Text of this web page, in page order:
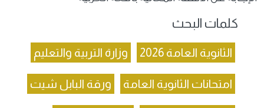
كلمات البحث
الثانوية العامة 2026 وزارة التربية والتعليم
امتحانات الثانوية العامة ورقة البابل شيت